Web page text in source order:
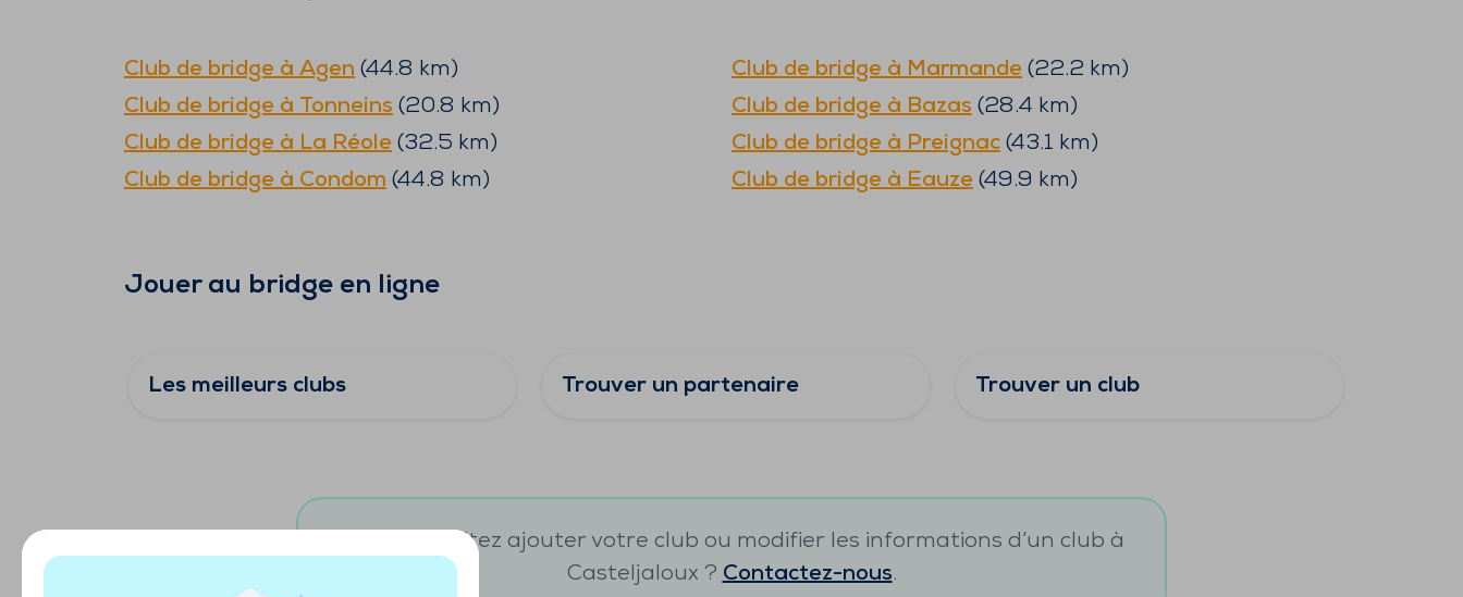
Club de bridge à Agen (44.8 km) Club de bridge à Marmande (22.2 km)
Club de bridge à Tonneins (20.8 km) Club de bridge à Bazas (28.4 km)
Club de bridge à La Réole (32.5 km) Club de bridge à Preignac (43.1 km)
Club de bridge à Condom (44.8 km) Club de bridge à Eauze (49.9 km)
Jouer au bridge en ligne
Les meilleurs clubs Trouver un partenaire Trouver un club
Vous souhaitez ajouter votre club ou modifier les informations d’un club à
Casteljaloux ? Contactez-nous.